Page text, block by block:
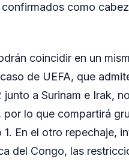
como
coincidir en un
de UEFA, que
a Surinam e Irak,
por lo que compartirá
En el otro repechaje,
del Congo, las